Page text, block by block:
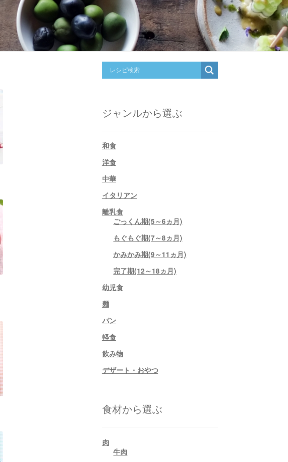
ジャンルから選ぶ
和食
洋食
中華
イタリアン
離乳食
ごっくん期(5～6ヵ月)
もぐもぐ期(7～8ヵ月)
かみかみ期(9～11ヵ月)
完了期(12～18ヵ月)
幼児食
麺
パン
軽食
飲み物
デザート・おやつ
食材から選ぶ
肉
牛肉